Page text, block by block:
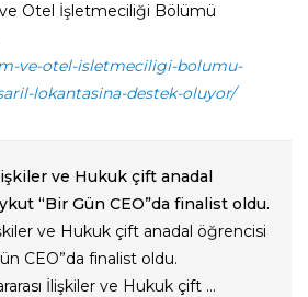
Otel İşletmeciliği Bölümü
ve-otel-isletmeciligi-bolumu-
lokantasina-destek-oluyor/
ve Hukuk çift anadal
“Bir Gün CEO”da finalist oldu.
ve Hukuk çift anadal öğrencisi
CEO”da finalist oldu.
İlişkiler ve Hukuk çift ...